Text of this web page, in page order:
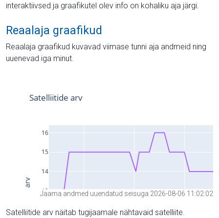
interaktiivsed ja graafikutel olev info on kohaliku aja järgi.
Reaalaja graafikud
Reaalaja graafikud kuvavad viimase tunni aja andmeid ning
uuenevad iga minut.
Jaama andmed uuendatud seisuga 2026-08-06 11:02:02
Satelliitide arv näitab tugijaamale nähtavaid satelliite.